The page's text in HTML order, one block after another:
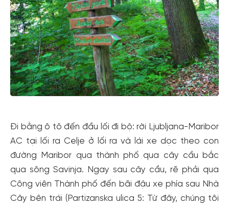
Đi bằng ô tô đến đầu lối đi bộ: rời Ljubljana-Maribor
AC tại lối ra Celje ở lối ra và lái xe dọc theo con
đường Maribor qua thành phố qua cây cầu bắc
qua sông Savinja. Ngay sau cây cầu, rẽ phải qua
Công viên Thành phố đến bãi đậu xe phía sau Nhà
Cây bên trái (Partizanska ulica 5: Từ đây, chúng tôi